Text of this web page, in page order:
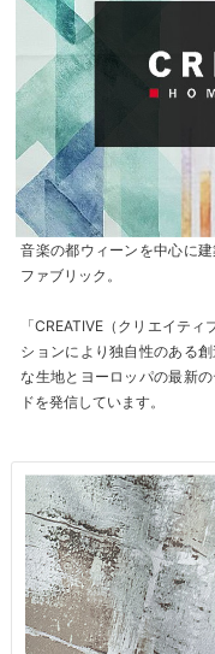
音楽の都ウィーンを中心に
ファブリック。
「CREATIVE（クリエイテ
ションにより独自性のある
な生地とヨーロッパの最新
ドを発信しています。